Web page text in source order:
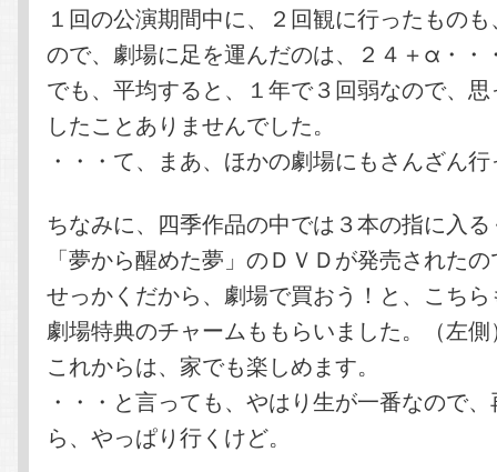
１回の公演期間中に、２回観に行ったもの
ので、劇場に足を運んだのは、２４＋α・・
でも、平均すると、１年で３回弱なので、
したことありませんでした。
・・・て、まあ、ほかの劇場にもさんざん
ちなみに、四季作品の中では３本の指に入
「夢から醒めた夢」のＤＶＤが発売された
せっかくだから、劇場で買おう！と、こち
劇場特典のチャームももらいました。（左側
これからは、家でも楽しめます。
・・・と言っても、やはり生が一番なので
ら、やっぱり行くけど。